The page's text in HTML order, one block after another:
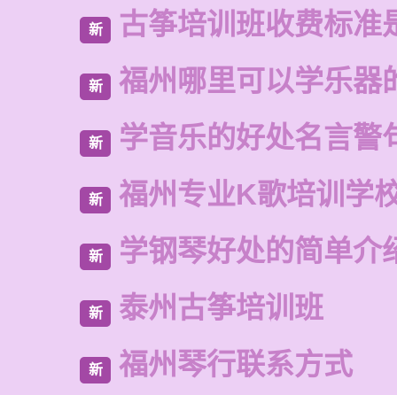
新 古筝培训班收费标准
新 福州哪里可以学乐器
新 学音乐的好处名言警
新 福州专业K歌培训学
新 学钢琴好处的简单介
新 泰州古筝培训班
新 福州琴行联系方式